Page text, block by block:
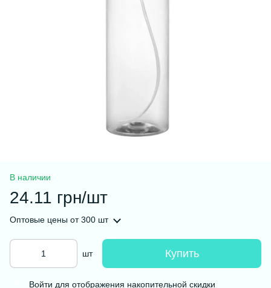
В наличии
24.11 грн/шт
Оптовые цены от 300 шт
шт Купить
Войти для отображения накопительной скидки